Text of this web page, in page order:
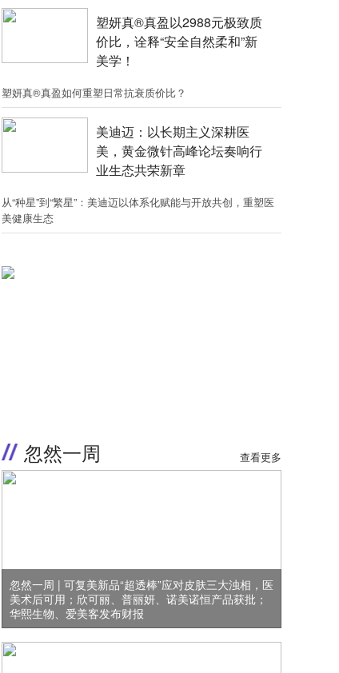
塑妍真®真盈以2988元极致质
价比，诠释“安全自然柔和”新
美学！
塑妍真®真盈如何重塑日常抗衰质价比？
美迪迈：以长期主义深耕医
美，黄金微针高峰论坛奏响行
业生态共荣新章
从“种星”到“繁星”：美迪迈以体系化赋能与开放共创，重塑医
美健康生态
忽然一周 查看更多
忽然一周 | 可复美新品“超透棒”应对皮肤三大浊相，医
美术后可用；欣可丽、普丽妍、诺美诺恒产品获批；
华熙生物、爱美客发布财报